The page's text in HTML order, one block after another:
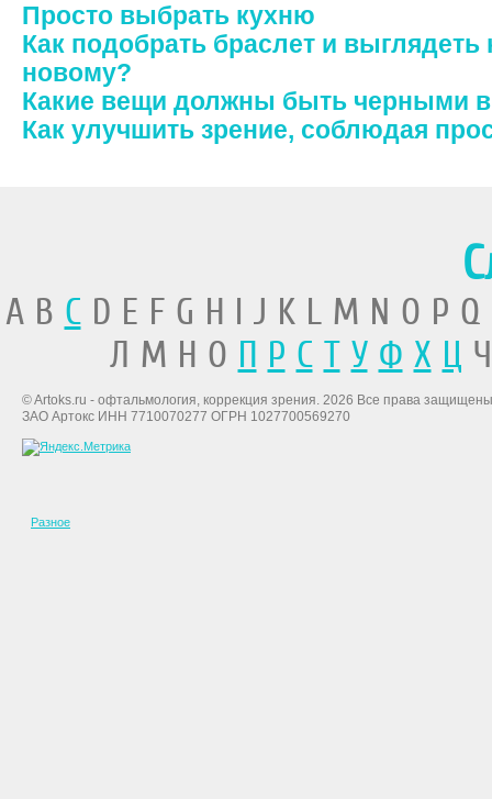
Просто выбрать кухню
Как подобрать браслет и
новому?
Какие вещи должны быть черными
Как улучшить зрение, соблюдая
A B CD E F G H I J K L M N O P
Л М Н О П Р С Т У Ф Х Ц
© Artoks.ru - офтальмология, коррекция зрения. 2026 Все права
ЗАО Артокс ИНН 7710070277 ОГРН 1027700569270
Разное